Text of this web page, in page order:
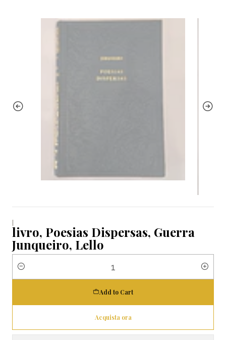
|
livro, Poesias Dispersas, Guerra
Junqueiro, Lello
Quantity
Add to Cart
Acquista ora